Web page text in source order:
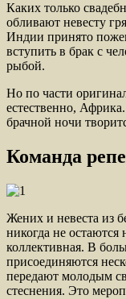
Каких только
обливают невесту
Индии принято
вступить в брак с
рыбой.
Но по части
естественно,
брачной ночи
Команда
Жених и невеста из
никогда не остаются
коллективная. В
присоединяются
передают молодым
стеснения. Это